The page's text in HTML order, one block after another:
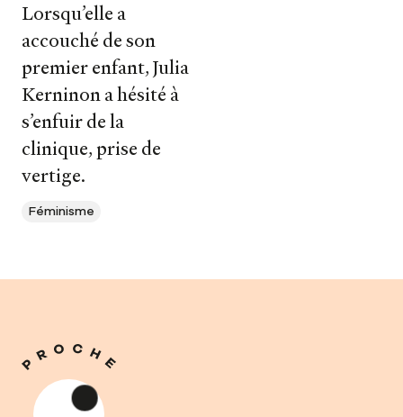
Lorsqu’elle a
accouché de son
premier enfant, Julia
Kerninon a hésité à
s’enfuir de la
clinique, prise de
vertige.
Féminisme